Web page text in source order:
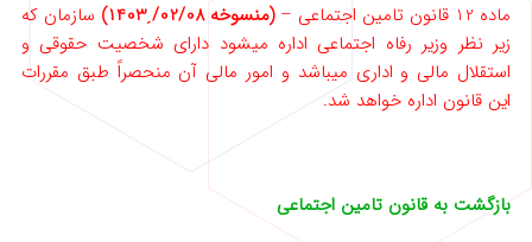
ماده 12 قانون تامین اجتماعی – (منسوخه 02/08/ˏ1403)
سازمان که
زیر نظر وزیر رفاه اجتماعی اداره میشود دارای شخصیت حقوقی و
استقلال مالی و اداری میباشد و امور مالی آن منحصراً ‌طبق مقررات
این قانون اداره خواهد شد.
بازگشت به قانون تامین اجتماعی